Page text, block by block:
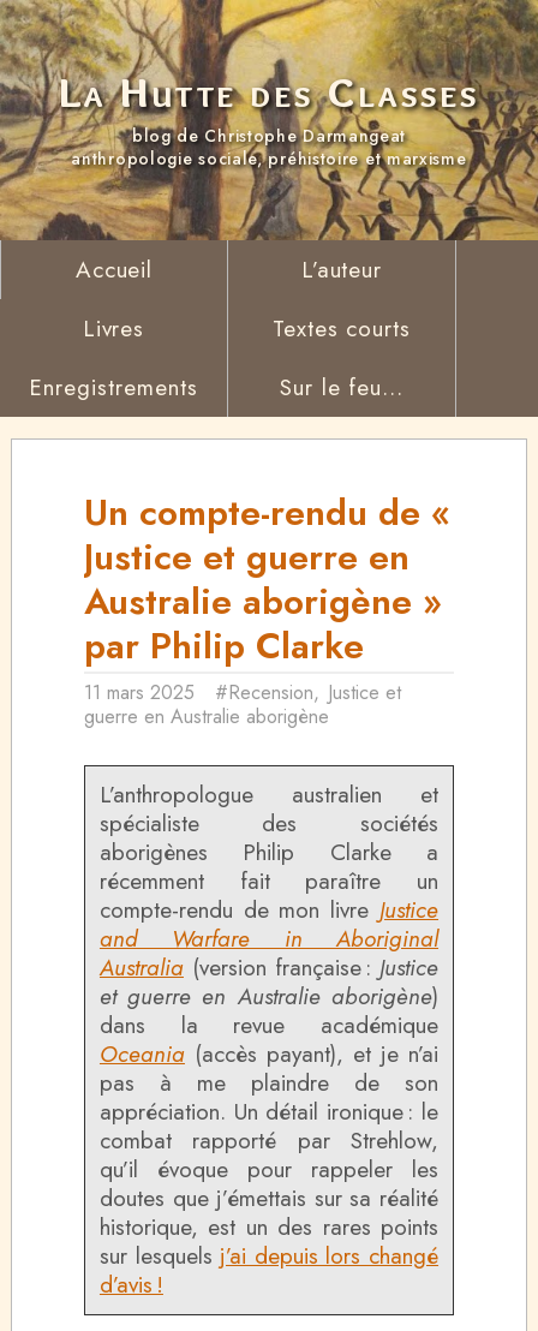
La Hutte des Classes
blog de Christophe Darmangeat
anthropologie sociale, préhistoire et marxisme
Accueil
L’auteur
Livres
Textes courts
Enregistrements
Sur le feu...
Un compte-rendu de «
Justice et guerre en
Australie aborigène »
par Philip Clarke
11 mars 2025 #Recension, Justice et
guerre en Australie aborigène
L’anthropologue australien et
spécialiste des sociétés
aborigènes Philip Clarke a
récemment fait paraître un
compte-rendu de mon livreJustice
and Warfare in Aboriginal
Australia(version française : Justice
et guerre en Australie aborigène)
dans la revue académique
Oceania(accès payant), et je n’ai
pas à me plaindre de son
appréciation. Un détail ironique : le
combat rapporté par Strehlow,
qu’il évoque pour rappeler les
doutes que j’émettais sur sa réalité
historique, est un des rares points
sur lesquels j’ai depuis lors changé
d’avis !